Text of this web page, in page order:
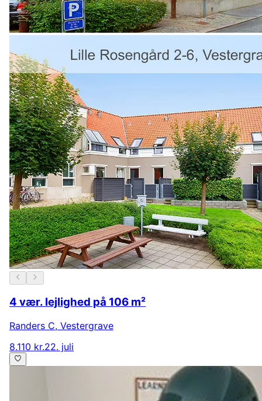
4 vær. lejlighed på 106 m²
Randers C, Vestergrave
8.110 kr.22. juli